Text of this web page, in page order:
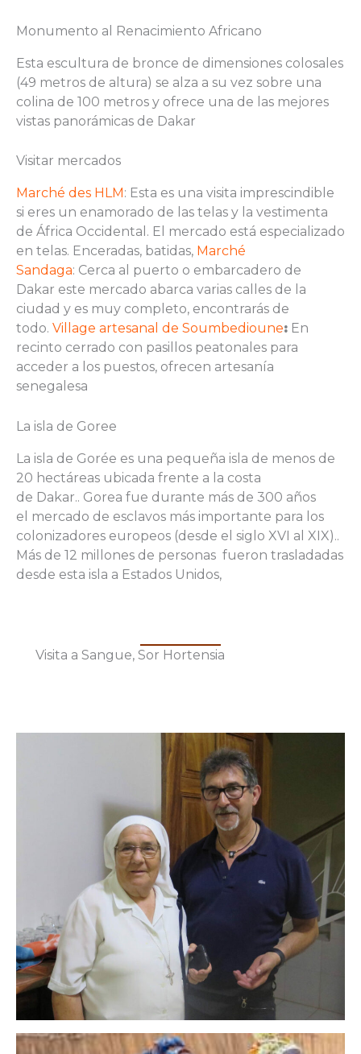
Monumento al Renacimiento Africano
Esta escultura de bronce de dimensiones colosales
(49 metros de altura) se alza a su vez sobre una
colina de 100 metros y ofrece una de las mejores
vistas panorámicas de Dakar
Visitar mercados
Marché des HLM : Esta es una visita imprescindible
si eres un enamorado de las telas y la vestimenta
de África Occidental. El mercado está especializado
en telas. Enceradas, batidas, Marché
Sandaga: Cerca al puerto o embarcadero de
Dakar este mercado abarca varias calles de la
ciudad y es muy completo, encontrarás de
todo. Village artesanal de Soumbedioune: En
recinto cerrado con pasillos peatonales para
acceder a los puestos, ofrecen artesanía
senegalesa
La isla de Goree
La isla de Gorée es una pequeña isla de menos de
20 hectáreas ubicada frente a la costa
de Dakar.. Gorea fue durante más de 300 años
el mercado de esclavos más importante para los
colonizadores europeos (desde el siglo XVI al XIX)..
Más de 12 millones de personas fueron trasladadas
desde esta isla a Estados Unidos,
Visita a Sangue, Sor Hortensia